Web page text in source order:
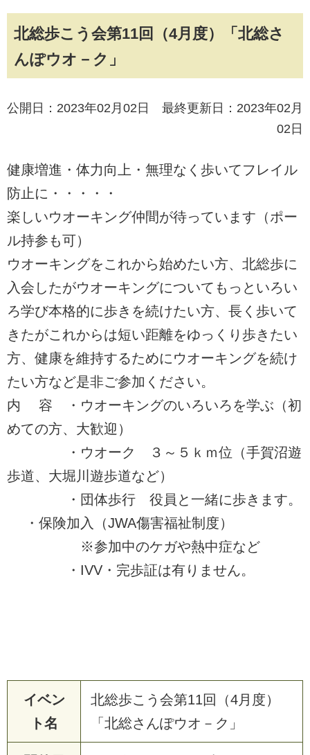
北総歩こう会第11回（4月度）「北総さ
んぽウオ－ク」
公開日：2023年02月02日 最終更新日：2023年02月
02日
健康増進・体力向上・無理なく歩いてフレイル
防止に・・・・・
楽しいウオーキング仲間が待っています（ポー
ル持参も可）
ウオーキングをこれから始めたい方、北総歩に
入会したがウオーキングについてもっといろい
ろ学び本格的に歩きを続けたい方、長く歩いて
きたがこれからは短い距離をゆっくり歩きたい
方、健康を維持するためにウオーキングを続け
たい方など是非ご参加ください。
内 容 ・ウオーキングのいろいろを学ぶ（初
めての方、大歓迎）
・ウオーク ３～５ｋｍ位（手賀沼遊
歩道、大堀川遊歩道など）
・団体歩行 役員と一緒に歩きます。
・保険加入（JWA傷害福祉制度）
※参加中のケガや熱中症など
・IVV・完歩証は有りません。
イベン
ト名
北総歩こう会第11回（4月度）
「北総さんぽウオ－ク」